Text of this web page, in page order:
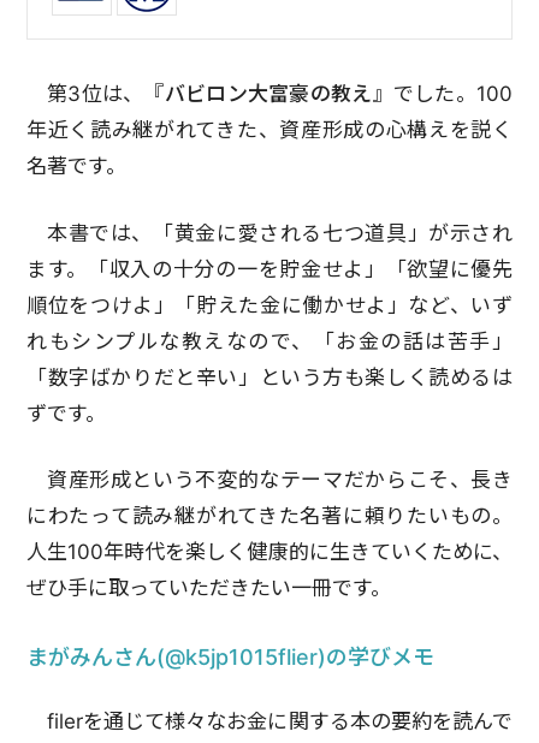
第3位は、『バビロン大富豪の教え』でした。100
年近く読み継がれてきた、資産形成の心構えを説く
名著です。
本書では、「黄金に愛される七つ道具」が示され
ます。「収入の十分の一を貯金せよ」「欲望に優先
順位をつけよ」「貯えた金に働かせよ」など、いず
れもシンプルな教えなので、「お金の話は苦手」
「数字ばかりだと辛い」という方も楽しく読めるは
ずです。
資産形成という不変的なテーマだからこそ、長き
にわたって読み継がれてきた名著に頼りたいもの。
人生100年時代を楽しく健康的に生きていくために、
ぜひ手に取っていただきたい一冊です。
まがみんさん(@k5jp1015flier)の学びメモ
filerを通じて様々なお金に関する本の要約を読んで